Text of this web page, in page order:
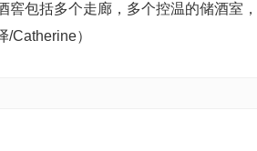
包括多个走廊，多个控温的储酒室，
Catherine）